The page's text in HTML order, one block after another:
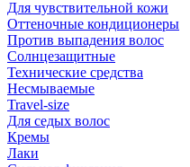
Для чувствительной кожи
Оттеночные кондиционеры
Против выпадения волос
Солнцезащитные
Технические средства
Несмываемые
Travel-size
Для седых волос
Кремы
Лаки